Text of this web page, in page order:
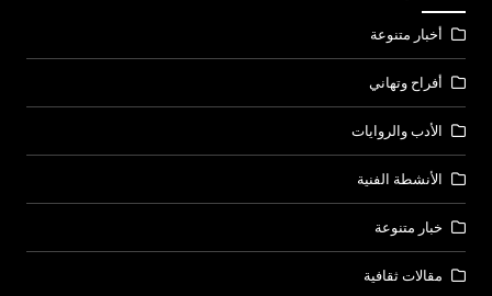
أخبار متنوعة
أفراح وتهاني
الأدب والروايات
الأنشطة الفنية
خبار متنوعة
مقالات ثقافية